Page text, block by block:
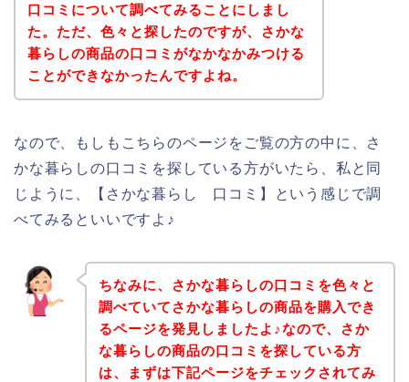
口コミについて調べてみることにしまし
た。ただ、色々と探したのですが、さかな
暮らしの商品の口コミがなかなかみつける
ことができなかったんですよね。
なので、もしもこちらのページをご覧の方の中に、さ
かな暮らしの口コミを探している方がいたら、私と同
じように、【さかな暮らし 口コミ】という感じで調
べてみるといいですよ♪
ちなみに、さかな暮らしの口コミを色々と
調べていてさかな暮らしの商品を購入でき
るページを発見しましたよ♪なので、さか
な暮らしの商品の口コミを探している方
は、まずは下記ページをチェックされてみ